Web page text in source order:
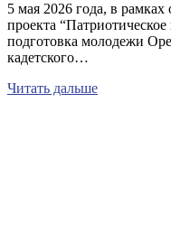
5 мая 2026 года, в
проекта
подготовка молодежи
кадетского…
Читать дальше